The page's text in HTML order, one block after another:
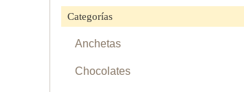
Categorías
Anchetas
Chocolates